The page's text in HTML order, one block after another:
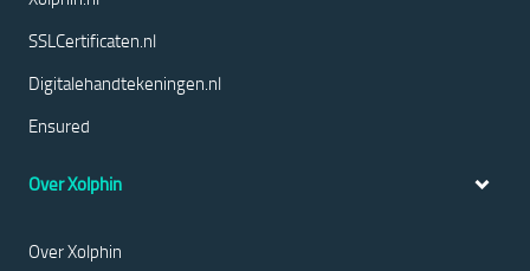
SSLCertificaten.nl
Digitalehandtekeningen.nl
Ensured
Over Xolphin
Over Xolphin